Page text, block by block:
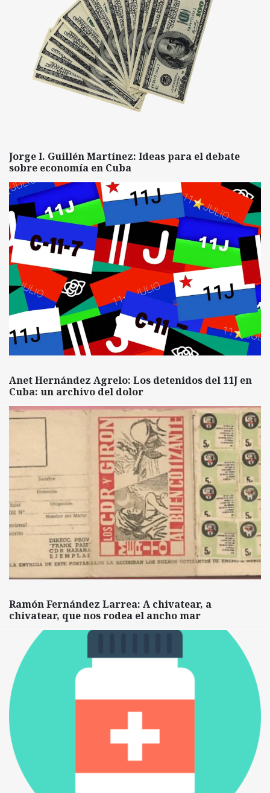
Jorge I. Guillén Martínez: Ideas para el debate
sobre economía en Cuba
Anet Hernández Agrelo: Los detenidos del 11J en
Cuba: un archivo del dolor
Ramón Fernández Larrea: A chivatear, a
chivatear, que nos rodea el ancho mar